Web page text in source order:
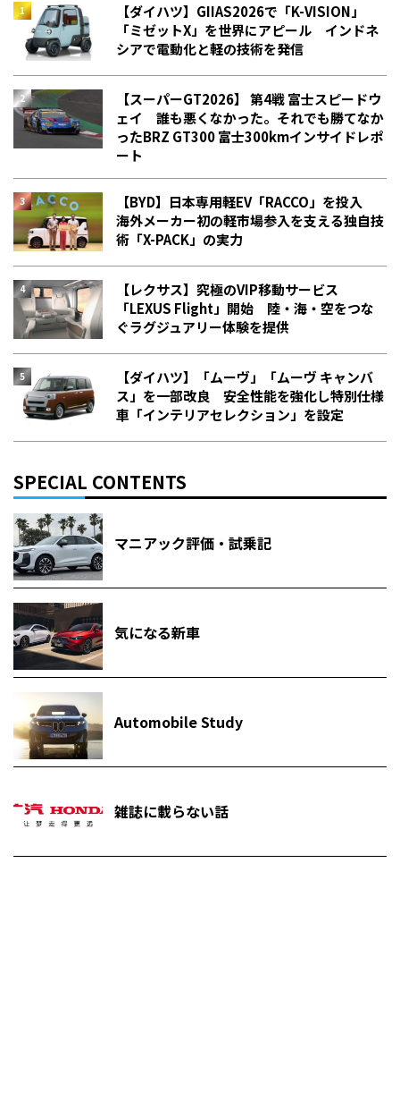
【ダイハツ】GIIAS2026で「K-VISION」
「ミゼットX」を世界にアピール インドネ
シアで電動化と軽の技術を発信
【スーパーGT2026】 第4戦 富士スピードウ
ェイ 誰も悪くなかった。それでも勝てなか
った――BRZ GT300 富士300kmインサイドレポ
ート
【BYD】日本専用軽EV「RACCO」を投入
海外メーカー初の軽市場参入を支える独自技
術「X-PACK」の実力
【レクサス】究極のVIP移動サービス
「LEXUS Flight」開始 陸・海・空をつな
ぐラグジュアリー体験を提供
【ダイハツ】「ムーヴ」「ムーヴ キャンバ
ス」を一部改良 安全性能を強化し特別仕様
車「インテリアセレクション」を設定
SPECIAL CONTENTS
マニアック評価・試乗記
気になる新車
Automobile Study
雑誌に載らない話